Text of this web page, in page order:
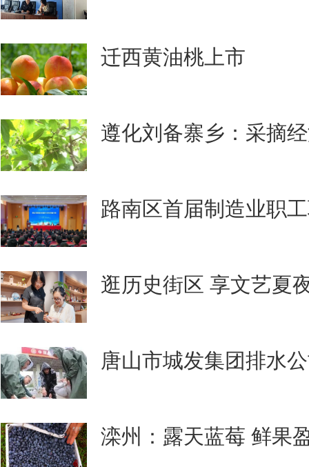
迁西黄油桃上市
遵化刘备寨乡：采摘
路南区首届制造业职
逛历史街区 享文艺夏
唐山市城发集团排水
滦州：露天蓝莓 鲜果